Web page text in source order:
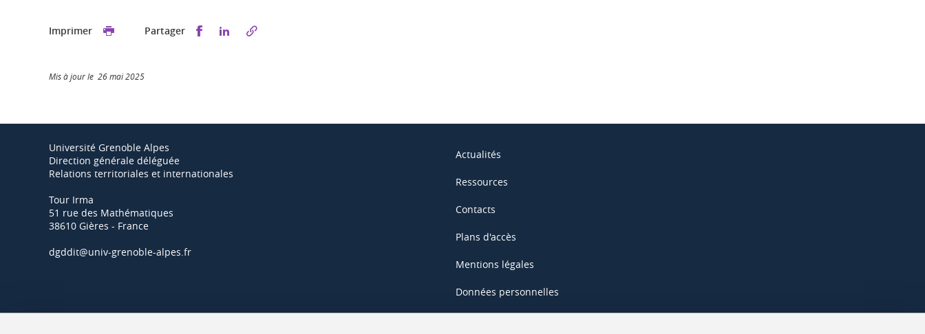
Imprimer Partager Partager sur Facebook
Partager sur LinkedIn
Mis à jour le 26 mai 2025
Université Grenoble Alpes
Direction générale déléguée
Relations territoriales et internationales
Tour Irma
51 rue des Mathématiques
38610 Gières - France
dgddit@univ-grenoble-alpes.fr
Actualités
Ressources
Contacts
Plans d'accès
Mentions légales
Données personnelles